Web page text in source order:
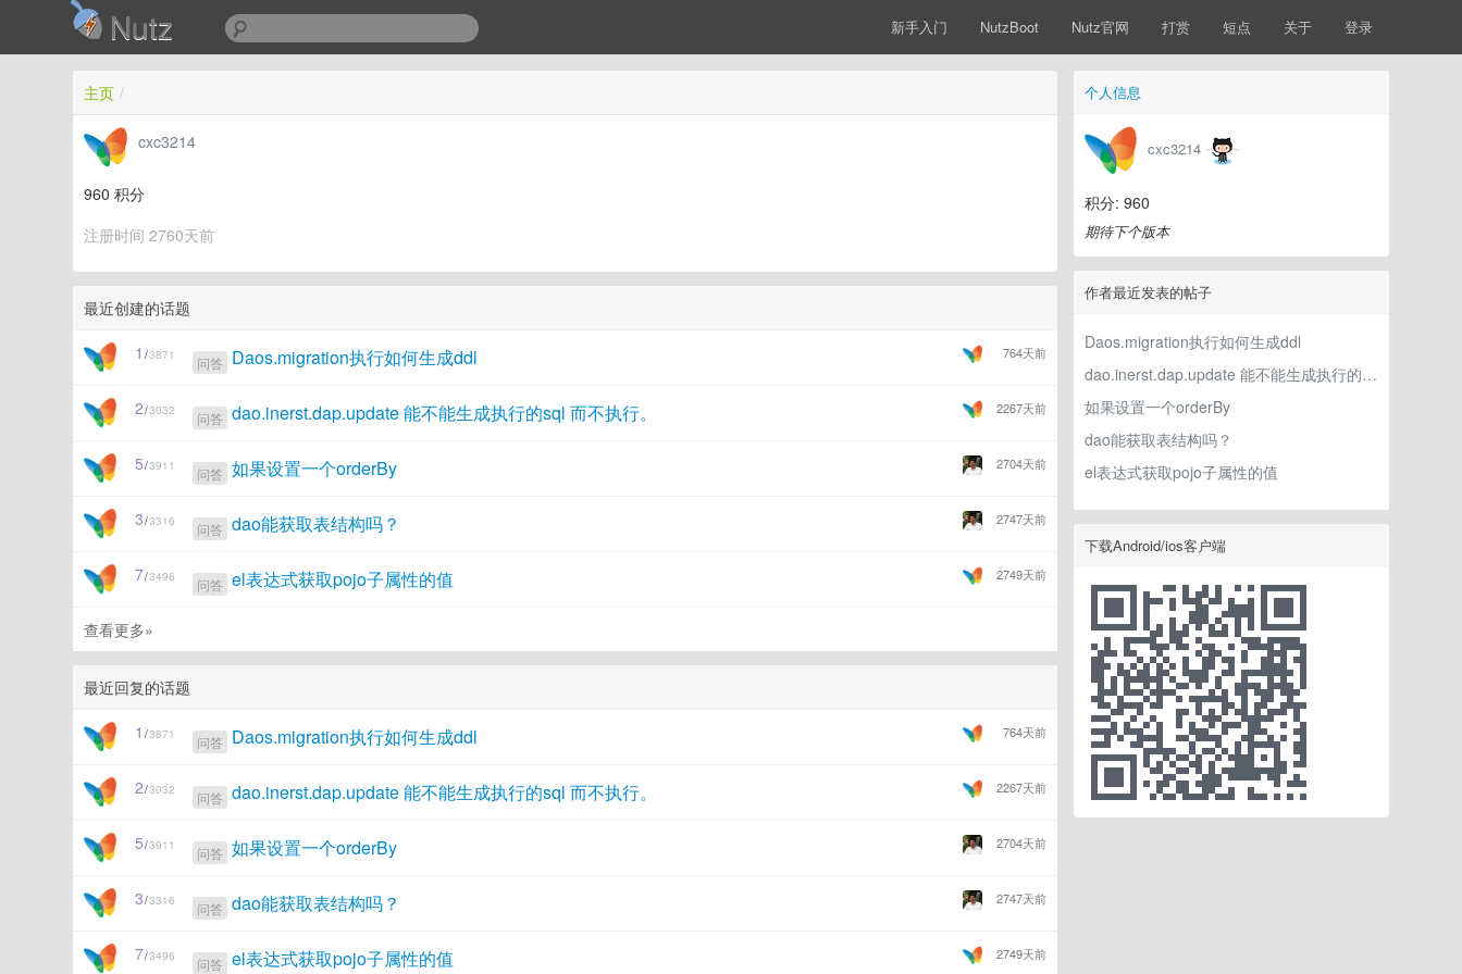
Nutz 新手入门 NutzBoot Nutz官网 打赏 短点 关于 登录
个人信息
cxc3214
积分: 960
期待下个版本
作者最近发表的帖子
Daos.migration执行如何生成ddl
dao.inerst.dap.update 能不能生成执行的sql 而不执行。
如果设置一个orderBy
dao能获取表结构吗？
el表达式获取pojo子属性的值
下载Android/ios客户端
主页 /
cxc3214
960 积分
注册时间 2760天前
最近创建的话题
1/3871 764天前
问答 Daos.migration执行如何生成ddl
2/3032 2267天前
问答 dao.inerst.dap.update 能不能生成执行的sql 而不执行。
5/3911 2704天前
问答 如果设置一个orderBy
3/3316 2747天前
问答 dao能获取表结构吗？
7/3496 2749天前
问答 el表达式获取pojo子属性的值
查看更多»
最近回复的话题
1/3871 764天前
问答 Daos.migration执行如何生成ddl
2/3032 2267天前
问答 dao.inerst.dap.update 能不能生成执行的sql 而不执行。
5/3911 2704天前
问答 如果设置一个orderBy
3/3316 2747天前
问答 dao能获取表结构吗？
7/3496 2749天前
问答 el表达式获取pojo子属性的值